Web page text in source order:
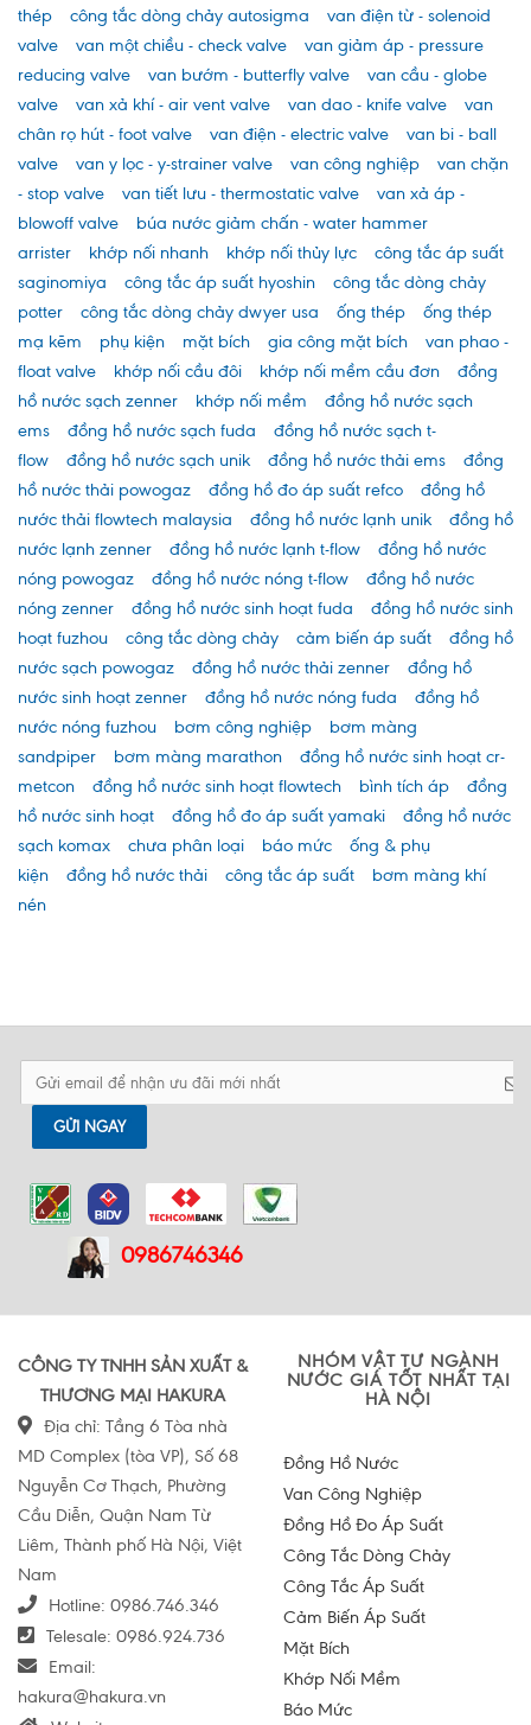
thép
công tắc dòng chảy autosigma
van điện từ - solenoid
valve
van một chiều - check valve
van giảm áp - pressure
reducing valve
van bướm - butterfly valve
van cầu - globe
valve
van xả khí - air vent valve van dao - knife valve
van
chân rọ hút - foot valve
van điện - electric valve
van bi - ball
valve
van y lọc - y-strainer valve van công nghiệp
van chặn
- stop valve
van tiết lưu - thermostatic valve
van xả áp -
blowoff valve
búa nước giảm chấn - water hammer
arrister
khớp nối nhanh khớp nối thủy lực
công tắc áp suất
saginomiya
công tắc áp suất hyoshin
công tắc dòng chảy
potter
công tắc dòng chảy dwyer usa ống thép
ống thép
mạ kẽm
phụ kiện mặt bích gia công mặt bích
van phao -
float valve
khớp nối cầu đôi khớp nối mềm cầu đơn
đồng
hồ nước sạch zenner
khớp nối mềm
đồng hồ nước sạch
ems
đồng hồ nước sạch fuda
đồng hồ nước sạch t-
flow
đồng hồ nước sạch unik đồng hồ nước thải ems
đồng
hồ nước thải powogaz
đồng hồ đo áp suất refco
đồng hồ
nước thải flowtech malaysia
đồng hồ nước lạnh unik
đồng hồ
nước lạnh zenner
đồng hồ nước lạnh t-flow
đồng hồ nước
nóng powogaz
đồng hồ nước nóng t-flow
đồng hồ nước
nóng zenner
đồng hồ nước sinh hoạt fuda
đồng hồ nước sinh
hoạt fuzhou
công tắc dòng chảy cảm biến áp suất
đồng hồ
nước sạch powogaz
đồng hồ nước thải zenner
đồng hồ
nước sinh hoạt zenner
đồng hồ nước nóng fuda
đồng hồ
nước nóng fuzhou
bơm công nghiệp
bơm màng
sandpiper
bơm màng marathon
đồng hồ nước sinh hoạt cr-
metcon
đồng hồ nước sinh hoạt flowtech bình tích áp
đồng
hồ nước sinh hoạt
đồng hồ đo áp suất yamaki
đồng hồ nước
sạch komax
chưa phân loại báo mức
ống & phụ
kiện
đồng hồ nước thải công tắc áp suất
bơm màng khí
nén
GỬI NGAY
0986746346
CÔNG TY TNHH SẢN XUẤT &
THƯƠNG MẠI HAKURA
Địa chỉ: Tầng 6 Tòa nhà
MD Complex (tòa VP), Số 68
Nguyễn Cơ Thạch, Phường
Cầu Diễn, Quận Nam Từ
Liêm, Thành phố Hà Nội, Việt
Nam
Hotline: 0986.746.346
Telesale: 0986.924.736
Email:
hakura@hakura.vn
NHÓM VẬT TƯ NGÀNH
NƯỚC GIÁ TỐT NHẤT TẠI
HÀ NỘI
Đồng Hồ Nước
Van Công Nghiệp
Đồng Hồ Đo Áp Suất
Công Tắc Dòng Chảy
Công Tắc Áp Suất
Cảm Biến Áp Suất
Mặt Bích
Khớp Nối Mềm
Báo Mức